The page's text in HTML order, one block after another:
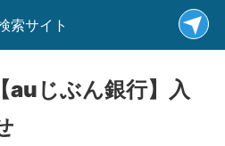
索サイト
auじぶん銀行】入